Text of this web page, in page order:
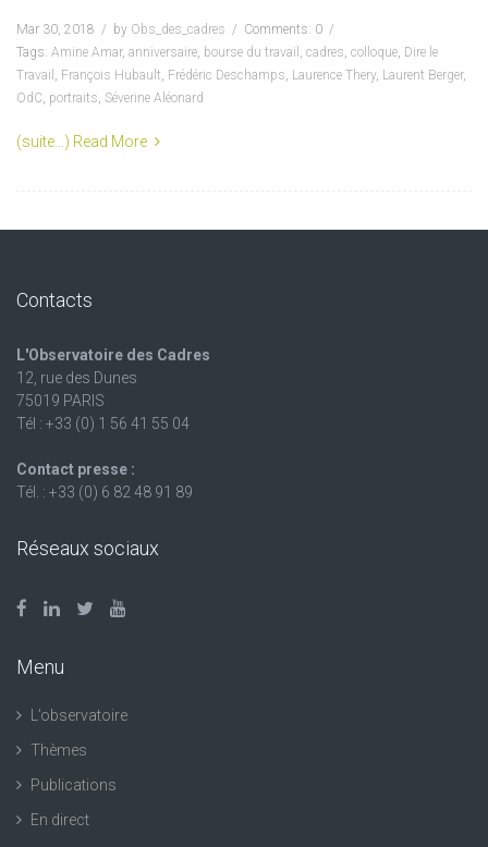
Mar 30, 2018 by Obs_des_cadres
Comments: 0
Tags: Amine Amar, anniversaire, bourse du travail , cadres, colloque, Dire le
Travail , François Hubault, Frédéric Deschamps, Laurence Thery, Laurent Berger,
OdC, portraits, Séverine Aléonard
(suite…) Read More
Contacts
L'Observatoire des Cadres
12, rue des Dunes
75019 PARIS
Tél : +33 (0) 1 56 41 55 04
Contact presse :
Tél. : +33 (0) 6 82 48 91 89
Réseaux sociaux
Menu
L’observatoire
Thèmes
Publications
En direct